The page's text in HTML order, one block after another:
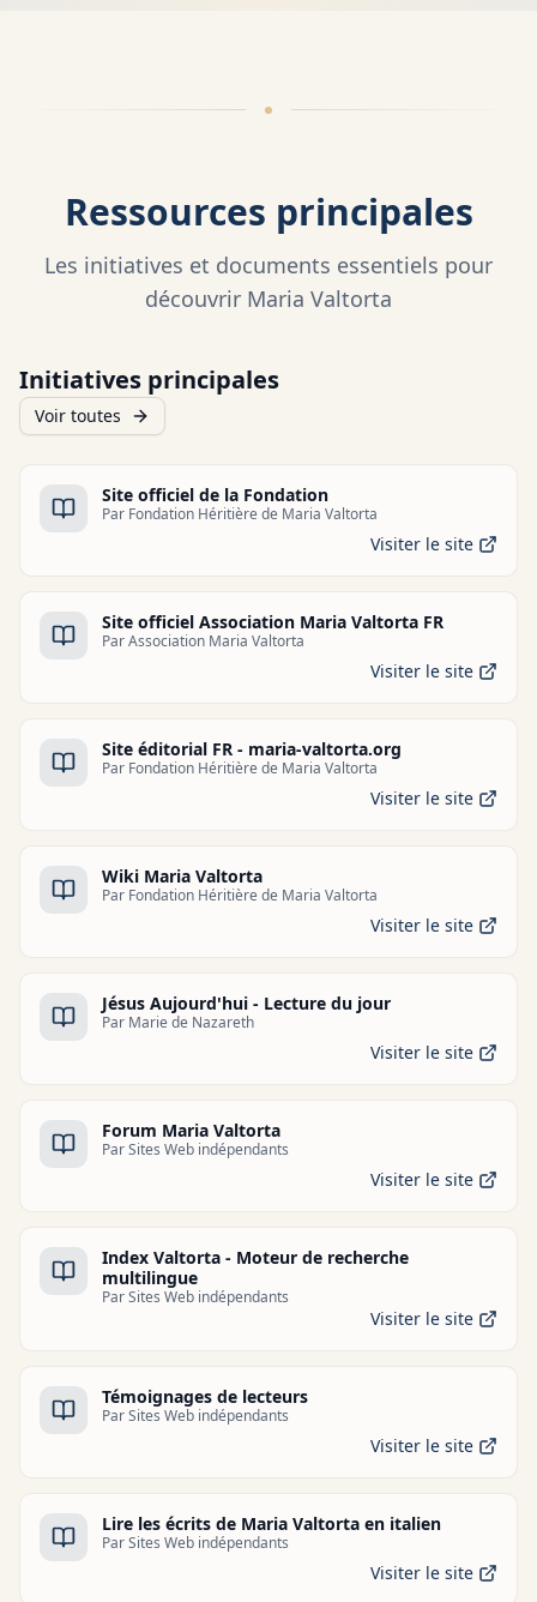
Ressources principales
Les initiatives et documents essentiels pour
découvrir Maria Valtorta
Initiatives principales
Voir toutes
Site officiel de la Fondation
Par Fondation Héritière de Maria Valtorta
Visiter le site
Site officiel Association Maria Valtorta FR
ParAssociation Maria Valtorta
Visiter le site
Site éditorial FR - maria-valtorta.org
Par Fondation Héritière de Maria Valtorta
Visiter le site
Wiki Maria Valtorta
Par Fondation Héritière de Maria Valtorta
Visiter le site
Jésus Aujourd'hui - Lecture du jour
Par Marie de Nazareth
Visiter le site
Forum Maria Valtorta
ParSites Web indépendants
Visiter le site
Index Valtorta - Moteur de recherche
multilingue
ParSites Web indépendants
Visiter le site
Témoignages de lecteurs
ParSites Web indépendants
Visiter le site
Lire les écrits de Maria Valtorta en italien
ParSites Web indépendants
Visiter le site